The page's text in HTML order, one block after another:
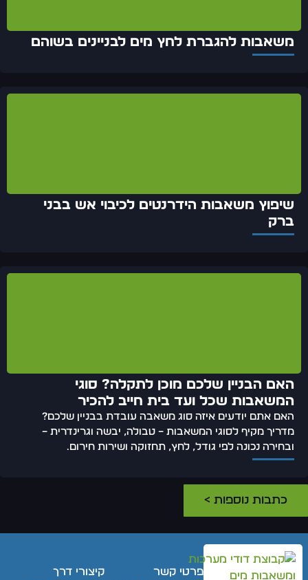
משאבות להגברת לחץ מים לבניינים בשוהם
שיפוץ משאבות הידרנטים לכיבוי אש בבני
ברק
האם הבניין שלכם מוכן לתקלה? סוגי
המשאבות שכל ועד בית חייב להכיר
האם אתם יודעים איזה סוג משאבה עובדת בבניין שלכם?
מדריך מקיף לסוגי המשאבות – טבולה, יבשה וגרינדרית –
ובחירה נכונה לפי גודל, לחץ, תחזוקה ושירות חירום.
כתבות נוספות >
פרטי קשר
קיצורי דרך